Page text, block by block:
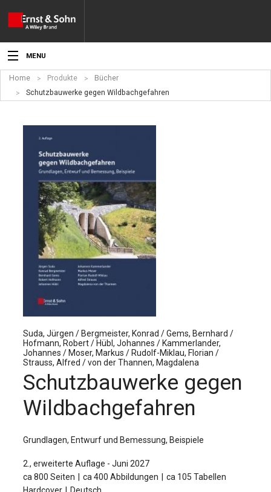
MENU
Aktuelles
Angebote
Fachgebiete
Produkte
Werben
Service
Für Autor:innen
Verlag
Sprache / Language: DE Sprache / Language: EN
Home Produkte
Bücher
Schutzbauwerke gegen Wildbachgefahren
Suda, Jürgen / Bergmeister, Konrad / Gems, Bernhard /
Hofmann, Robert / Hübl, Johannes / Kammerlander,
Johannes / Moser, Markus / Rudolf-Miklau, Florian /
Strauss, Alfred / von der Thannen, Magdalena
Schutzbauwerke gegen
Wildbachgefahren
Grundlagen, Entwurf und Bemessung, Beispiele
2., erweiterte Auflage - Juni 2027
ca 800 Seiten
ca 400 Abbildungen
ca 105 Tabellen
Hardcover
Deutsch